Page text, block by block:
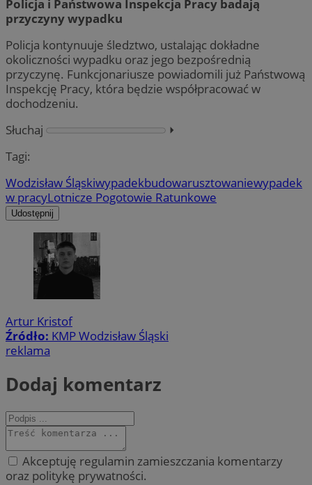
Policja i Państwowa Inspekcja Pracy badają
przyczyny wypadku
Policja kontynuuje śledztwo, ustalając dokładne
okoliczności wypadku oraz jego bezpośrednią
przyczynę. Funkcjonariusze powiadomili już Państwową
Inspekcję Pracy, która będzie współpracować w
dochodzeniu.
Słuchaj
⏵︎
Tagi:
Wodzisław Śląskiwypadekbudowarusztowaniewypadek
w pracyLotnicze Pogotowie Ratunkowe
Udostępnij
Artur Kristof
Źródło: KMP Wodzisław Śląski
reklama
Dodaj komentarz
Akceptuję regulamin zamieszczania komentarzy
oraz politykę prywatności.